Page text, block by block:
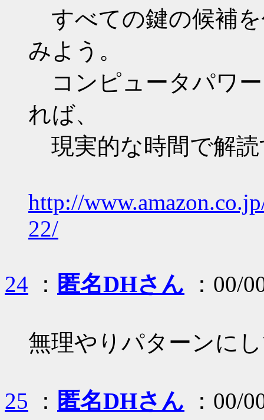
すべての鍵の候補
みよう。
コンピュータパワ
れば、
現実的な時間で解
http://
22/
24 ： 匿名DHさん ：00/
無理やりパターンに
25 ： 匿名DHさん ：00/